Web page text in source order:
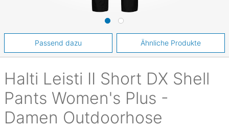
Halti Leisti II Short DX Shell
Pants Women's Plus -
Damen Outdoorhose
Passend dazu Ähnliche Produkte